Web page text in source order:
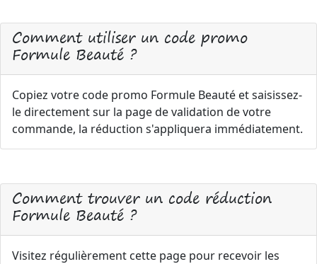
Comment utiliser un code promo
Formule Beauté ?
Copiez votre code promo Formule Beauté et saisissez-
le directement sur la page de validation de votre
commande, la réduction s'appliquera immédiatement.
Comment trouver un code réduction
Formule Beauté ?
Visitez régulièrement cette page pour recevoir les